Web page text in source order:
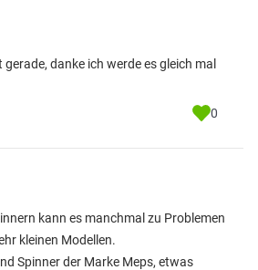
danke ich werde es gleich mal
0
kann es manchmal zu Problemen
kleinen Modellen.
Spinner der Marke Meps, etwas